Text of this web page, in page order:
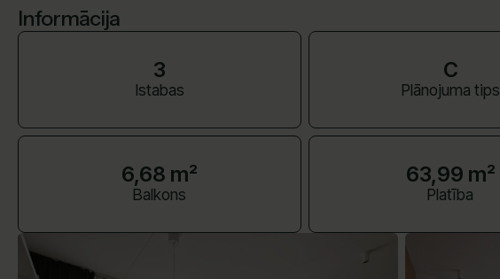
Informācija
3
Istabas
C
Plānojuma tips
6,68 m²
Balkons
63,99 m²
Platība